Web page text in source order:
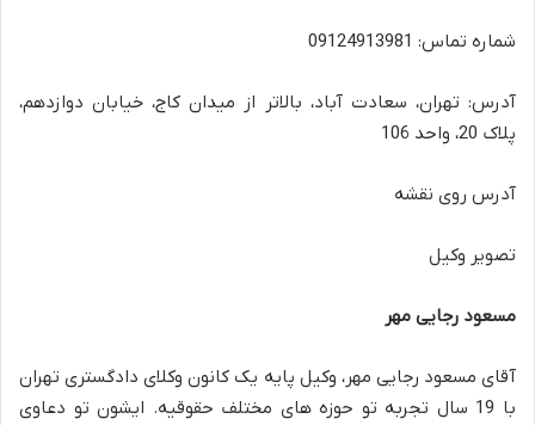
شماره تماس: 09124913981
آدرس: تهران، سعادت آباد، بالاتر از میدان کاج، خیابان دوازدهم،
پلاک 20، واحد 106
آدرس روی نقشه
تصویر وکیل
مسعود رجایی مهر
آقای مسعود رجایی مهر، وکیل پایه یک کانون وکلای دادگستری تهران
با 19 سال تجربه تو حوزه های مختلف حقوقیه. ایشون تو دعاوی